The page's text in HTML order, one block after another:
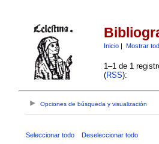
Inicio| Mostrar
1–1 de 1
(RSS):
Opciones de búsqueda y visualización
Seleccionar todo Deseleccionar todo